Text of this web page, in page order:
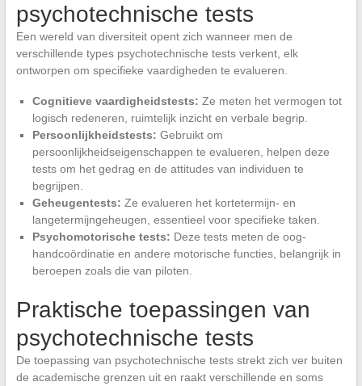
psychotechnische tests
Een wereld van diversiteit opent zich wanneer men de
verschillende types psychotechnische tests verkent, elk
ontworpen om specifieke vaardigheden te evalueren.
Cognitieve vaardigheidstests: Ze meten het vermogen tot
logisch redeneren, ruimtelijk inzicht en verbale begrip.
Persoonlijkheidstests: Gebruikt om
persoonlijkheidseigenschappen te evalueren, helpen deze
tests om het gedrag en de attitudes van individuen te
begrijpen.
Geheugentests: Ze evalueren het kortetermijn- en
langetermijngeheugen, essentieel voor specifieke taken.
Psychomotorische tests: Deze tests meten de oog-
handcoördinatie en andere motorische functies, belangrijk in
beroepen zoals die van piloten.
Praktische toepassingen van
psychotechnische tests
De toepassing van psychotechnische tests strekt zich ver buiten
de academische grenzen uit en raakt verschillende en soms